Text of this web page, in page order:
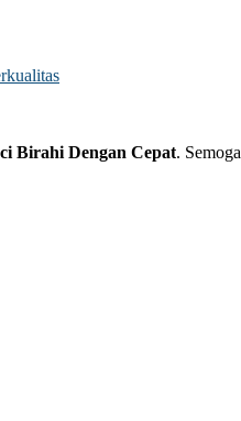
Birahi Dengan Cepat. Semoga